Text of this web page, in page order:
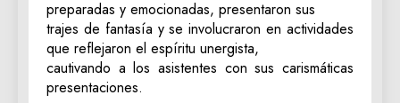
preparadas y emocionadas, presentaron sus
trajes de fantasía y se involucraron en actividades
que reflejaron el espíritu unergista,
cautivando a los asistentes con sus carismáticas
presentaciones.